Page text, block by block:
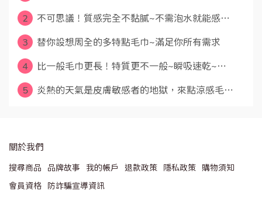
2 不可思議！質感完全不黏膩~不需泡水就能感⋯
3 替你設想周全的多特點毛巾~滿足你所有需求
4 比一般毛巾更長！特質更不一般~瞬吸速乾~⋯
5 炎熱的天氣是皮膚敏感者的地獄，來點涼感毛⋯
關於我們
搜尋商品 品牌故事 我的帳戶 退款政策 隱私政策
購物須知
會員資格
防詐騙宣導資訊